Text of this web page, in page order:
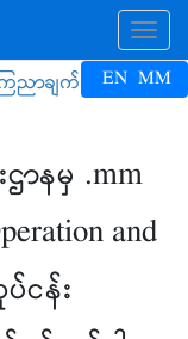
EN MM
ေညာချက်အပြည့်အစုံ
ာနမှ .mm
and
ငန်း